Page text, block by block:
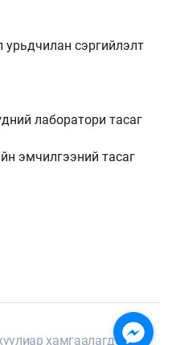
сэргийлэлт
лаборатори тасаг
эмчилгээний тасаг
хамгаалагдсан.